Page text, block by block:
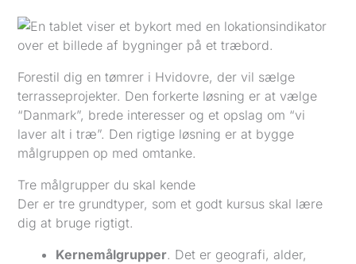
Forestil dig en tømrer i Hvidovre, der vil sælge
terrasseprojekter. Den forkerte løsning er at vælge
“Danmark”, brede interesser og et opslag om “vi
laver alt i træ”. Den rigtige løsning er at bygge
målgruppen op med omtanke.
Tre målgrupper du skal kende
Der er tre grundtyper, som et godt kursus skal lære
dig at bruge rigtigt.
Kernemålgrupper. Det er geografi, alder,